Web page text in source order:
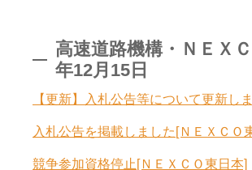
高速道路機構・ＮＥＸ
年12月15日
【更新】入札公告等について更新し
入札公告を掲載しました[ＮＥＸＣＯ
競争参加資格停止[ＮＥＸＣＯ東日本]